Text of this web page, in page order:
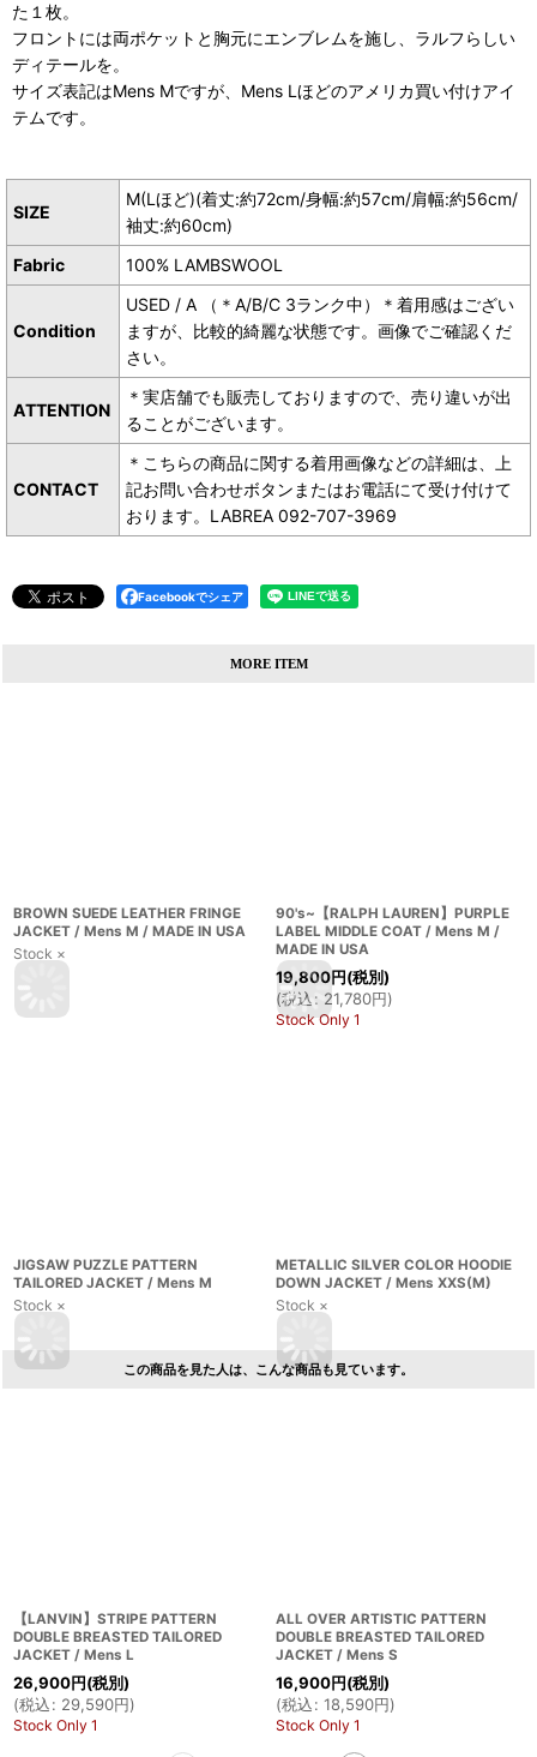
た１枚。
フロントには両ポケットと胸元にエンブレムを施し、ラルフらしい
ディテールを。
サイズ表記はMens Mですが、Mens Lほどのアメリカ買い付けアイ
テムです。
SIZE
M(Lほど)(着丈:約72cm/身幅:約57cm/肩幅:約56cm/
袖丈:約60cm)
Fabric
100% LAMBSWOOL
Condition
USED / A （＊A/B/C 3ランク中）＊着用感はござい
ますが、比較的綺麗な状態です。画像でご確認くだ
さい。
ATTENTION
＊実店舗でも販売しておりますので、売り違いが出
ることがございます。
CONTACT
＊こちらの商品に関する着用画像などの詳細は、上
記お問い合わせボタンまたはお電話にて受け付けて
おります。LABREA 092-707-3969
Facebookでシェア
MORE ITEM
BROWN SUEDE LEATHER FRINGE
JACKET / Mens M / MADE IN USA
Stock ×
90's~【RALPH LAUREN】PURPLE
LABEL MIDDLE COAT / Mens M /
MADE IN USA
19,800円(税別)
(税込: 21,780円)
Stock Only 1
JIGSAW PUZZLE PATTERN
TAILORED JACKET / Mens M
Stock ×
METALLIC SILVER COLOR HOODIE
DOWN JACKET / Mens XXS(M)
Stock ×
この商品を見た人は、こんな商品も見ています。
【LANVIN】STRIPE PATTERN
DOUBLE BREASTED TAILORED
JACKET / Mens L
26,900円(税別)
(税込: 29,590円)
Stock Only 1
ALL OVER ARTISTIC PATTERN
DOUBLE BREASTED TAILORED
JACKET / Mens S
16,900円(税別)
(税込: 18,590円)
Stock Only 1